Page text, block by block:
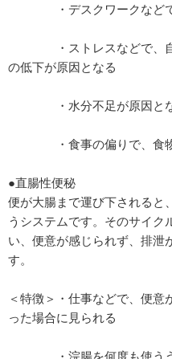
・デスクワークなどで
・ストレスなどで、自
の低下が原因となる
・水分不足が原因と
・食事の偏りで、食物
●直腸性便秘
便が大腸まで運び下されると
うシステムです。そのサイク
い、便意が感じられず、排泄
す。
＜特徴＞・仕事などで、便意
った場合に見られる